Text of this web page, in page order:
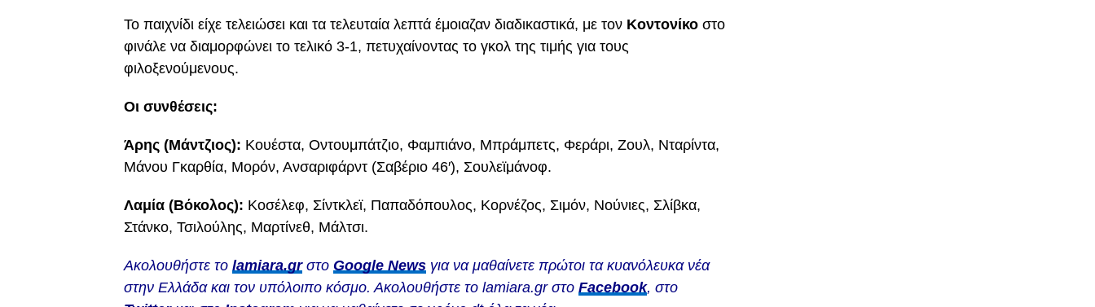
Το παιχνίδι είχε τελειώσει και τα τελευταία λεπτά έμοιαζαν διαδικαστικά, με τον Κοντονίκο στο
φινάλε να διαμορφώνει το τελικό 3-1, πετυχαίνοντας το γκολ της τιμής για τους
φιλοξενούμενους.
Οι συνθέσεις:
Άρης (Μάντζιος): Κουέστα, Οντουμπάτζιο, Φαμπιάνο, Μπράμπετς, Φεράρι, Ζουλ, Νταρίντα,
Μάνου Γκαρθία, Μορόν, Ανσαριφάρντ (Σαβέριο 46′), Σουλεϊμάνοφ.
Λαμία (Βόκολος): Κοσέλεφ, Σίντκλεϊ, Παπαδόπουλος, Κορνέζος, Σιμόν, Νούνιες, Σλίβκα,
Στάνκο, Τσιλούλης, Μαρτίνεθ, Μάλτσι.
Ακολουθήστε το lamiara.grστο Google News για να μαθαίνετε πρώτοι τα κυανόλευκα νέα
στην Ελλάδα και τον υπόλοιπο κόσμο. Ακολουθήστε το lamiara.gr στο Facebook, στο